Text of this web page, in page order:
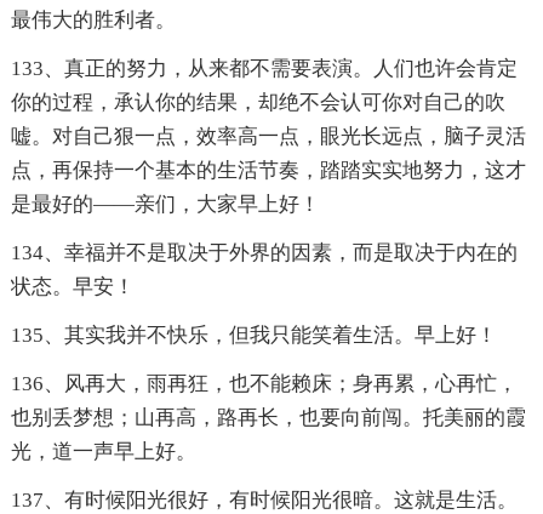
最伟大的胜利者。
133、真正的努力，从来都不需要表演。人们也许会肯定
你的过程，承认你的结果，却绝不会认可你对自己的吹
嘘。对自己狠一点，效率高一点，眼光长远点，脑子灵活
点，再保持一个基本的生活节奏，踏踏实实地努力，这才
是最好的——亲们，大家早上好！
134、幸福并不是取决于外界的因素，而是取决于内在的
状态。早安！
135、其实我并不快乐，但我只能笑着生活。早上好！
136、风再大，雨再狂，也不能赖床；身再累，心再忙，
也别丢梦想；山再高，路再长，也要向前闯。托美丽的霞
光，道一声早上好。
137、有时候阳光很好，有时候阳光很暗。这就是生活。